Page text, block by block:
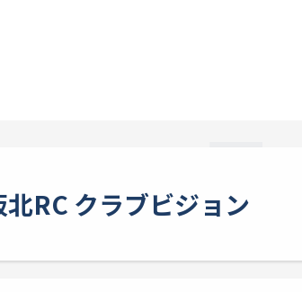
北RC クラブビジョン